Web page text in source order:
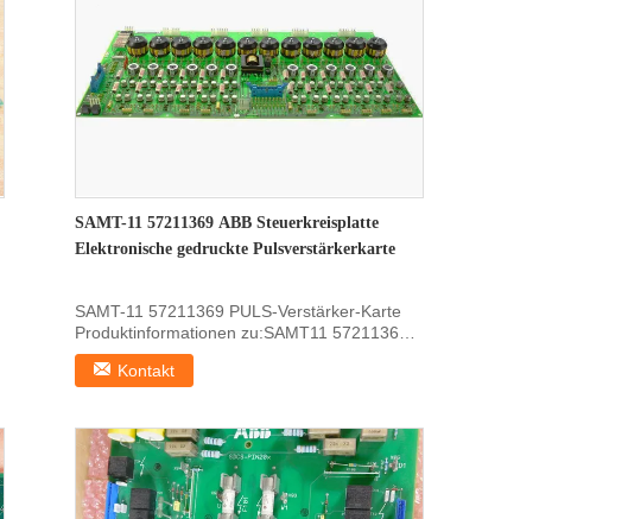
SAMT-11 57211369 ABB Steuerkreisplatte
Elektronische gedruckte Pulsverstärkerkarte
SAMT-11 57211369 PULS-Verstärker-Karte
Produktinformationen zu:SAMT11 57211369
Allgemeine Informatio...
Kontakt